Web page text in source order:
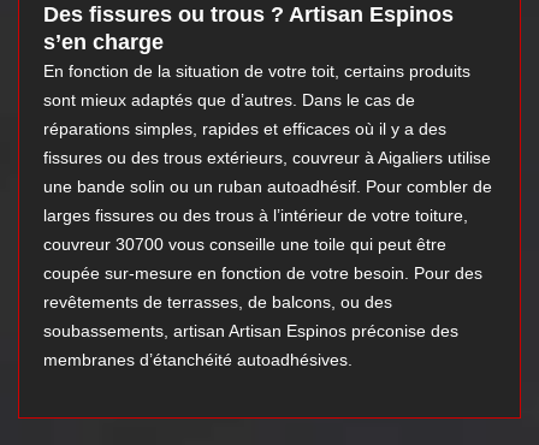
Des fissures ou trous ? Artisan Espinos
s’en charge
En fonction de la situation de votre toit, certains produits
sont mieux adaptés que d’autres. Dans le cas de
réparations simples, rapides et efficaces où il y a des
fissures ou des trous extérieurs, couvreur à Aigaliers utilise
une bande solin ou un ruban autoadhésif. Pour combler de
larges fissures ou des trous à l’intérieur de votre toiture,
couvreur 30700 vous conseille une toile qui peut être
coupée sur-mesure en fonction de votre besoin. Pour des
revêtements de terrasses, de balcons, ou des
soubassements, artisan Artisan Espinos préconise des
membranes d’étanchéité autoadhésives.